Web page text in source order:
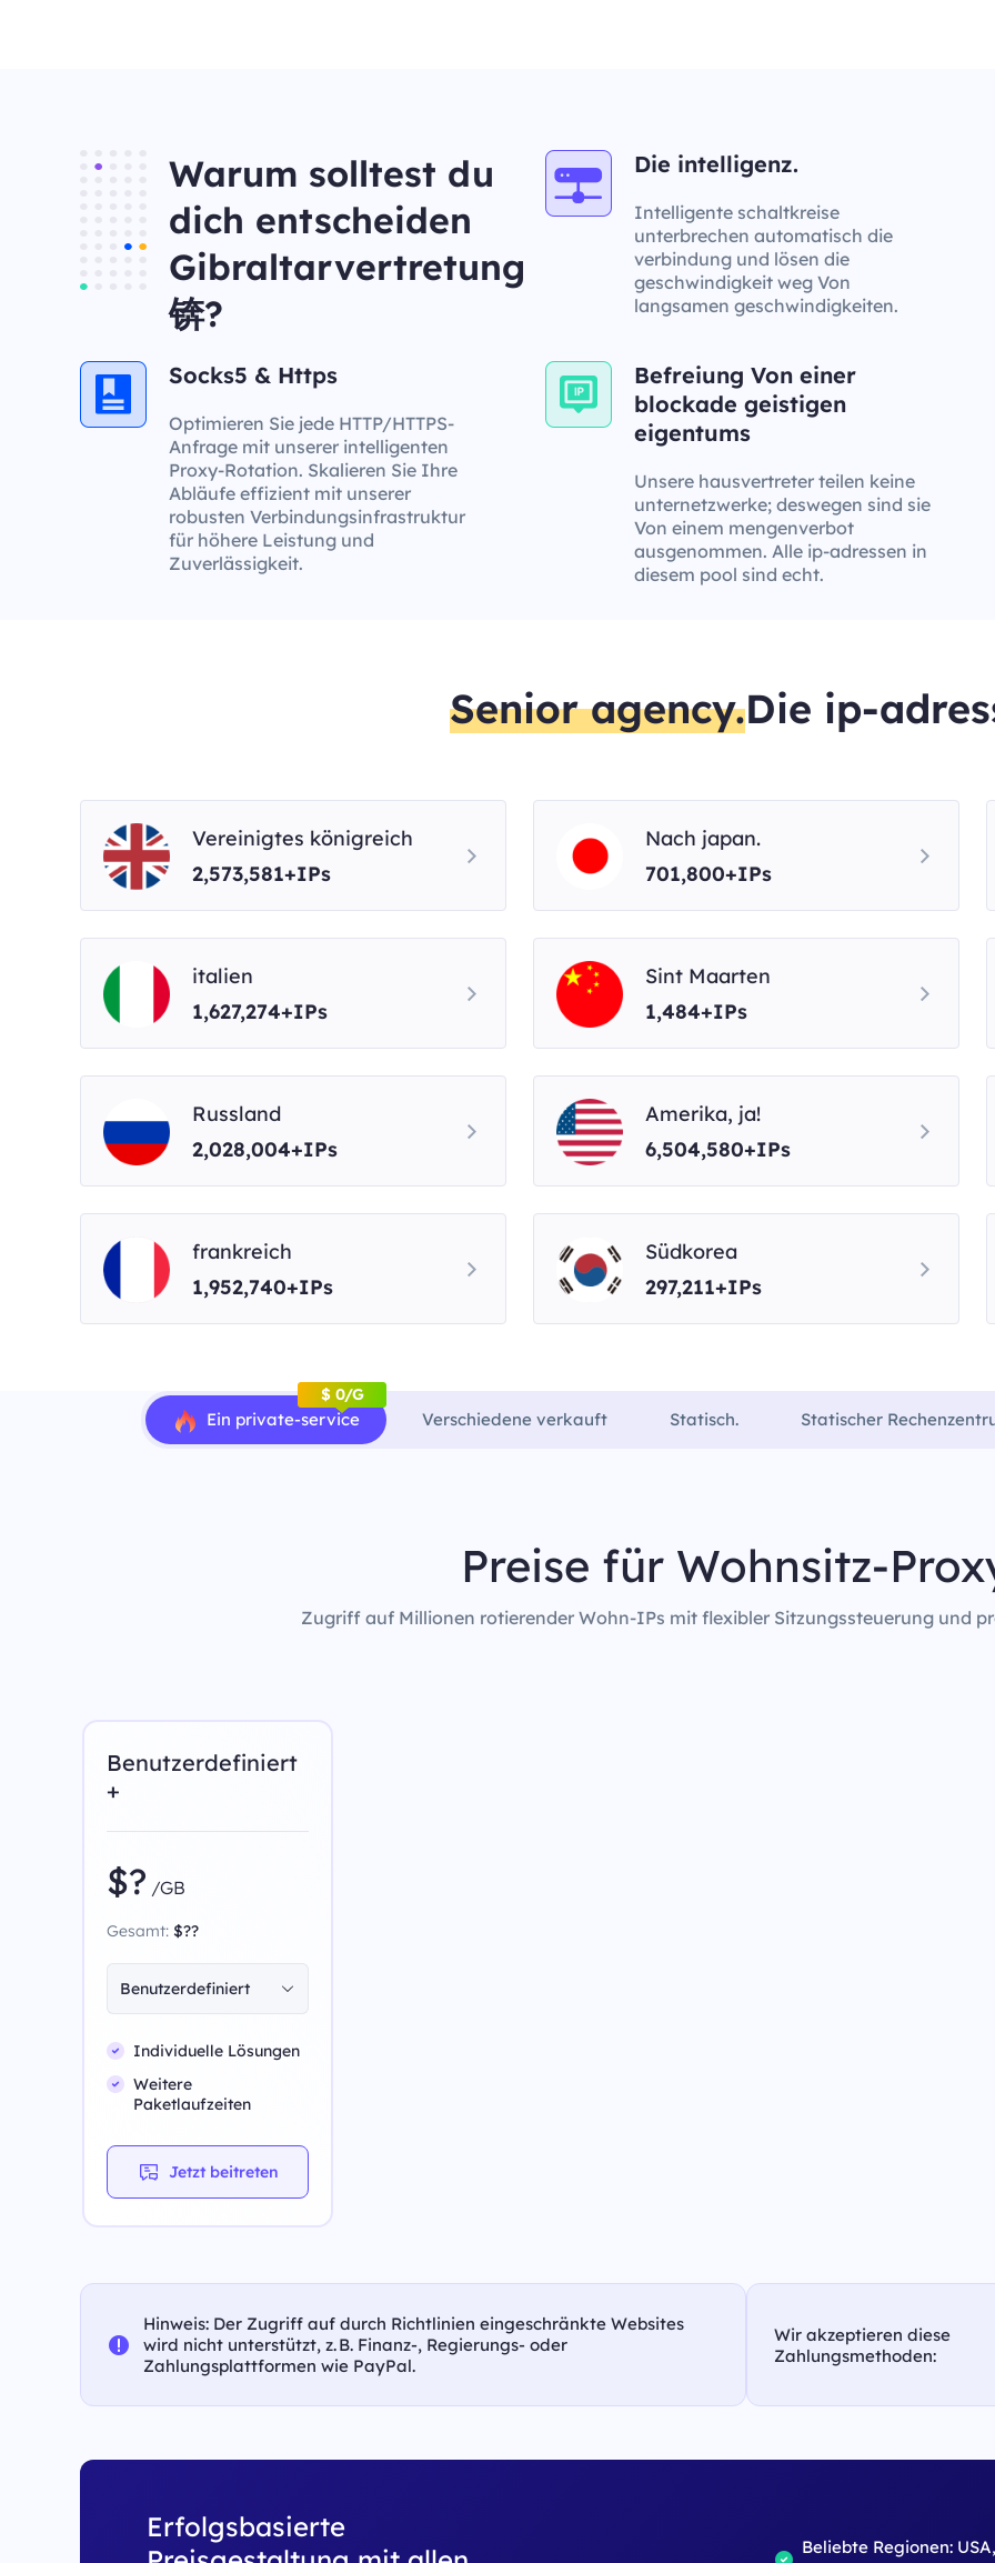
Warum solltest du
dich entscheiden
Gibraltarvertretung
锛?
Die intelligenz.
Intelligente schaltkreise
unterbrechen automatisch die
verbindung und lösen die
geschwindigkeit weg Von
langsamen geschwindigkeiten.
Socks5 & Https
Optimieren Sie jede HTTP/HTTPS-
Anfrage mit unserer intelligenten
Proxy-Rotation. Skalieren Sie Ihre
Abläufe effizient mit unserer
robusten Verbindungsinfrastruktur
für höhere Leistung und
Zuverlässigkeit.
Befreiung Von einer
blockade geistigen
eigentums
Unsere hausvertreter teilen keine
unternetzwerke; deswegen sind sie
Von einem mengenverbot
ausgenommen. Alle ip-adressen in
diesem pool sind echt.
Senior agency.Die ip-
Vereinigtes königreich
2,573,581+IPs
Nach japan.
701,800+IPs
italien
1,627,274+IPs
Sint Maarten
1,484+IPs
Russland
2,028,004+IPs
Amerika, ja!
6,504,580+IPs
frankreich
1,952,740+IPs
Südkorea
297,211+IPs
Ein private-service
$ 0/G
Verschiedene verkauft Statisch. Statischer
Preise für Wohnsitz-
Zugriff auf Millionen rotierender Wohn-IPs mit flexibler Sitzungssteuerung und
Benutzerdefiniert
+
$? /GB
Gesamt: $??
Benutzerdefiniert
Individuelle Lösungen
Weitere
Paketlaufzeiten
Jetzt beitreten
Hinweis: Der Zugriff auf durch Richtlinien eingeschränkte Websites
wird nicht unterstützt, z. B. Finanz-, Regierungs- oder
Zahlungsplattformen wie PayPal.
Wir akzeptieren diese
Zahlungsmethoden:
Erfolgsbasierte
Beliebte Regionen: USA,